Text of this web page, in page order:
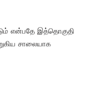
என்பதே இத்தொகுதி
சாலையாக